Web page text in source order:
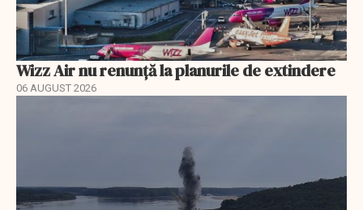
Wizz Air nu renunță la planurile de extindere
06 AUGUST 2026